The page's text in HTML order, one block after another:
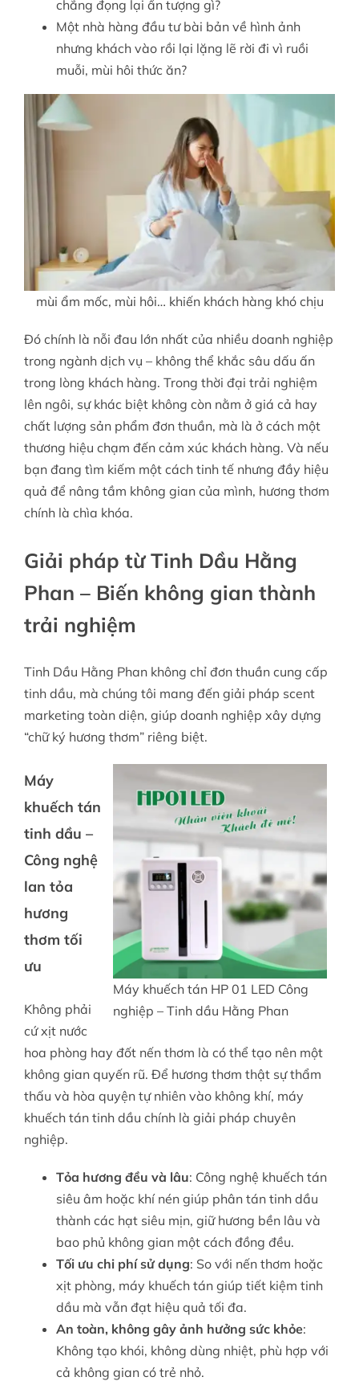
chẳng đọng lại ấn tượng gì?
Một nhà hàng đầu tư bài bản về hình ảnh
nhưng khách vào rồi lại lặng lẽ rời đi vì ruồi
muỗi, mùi hôi thức ăn?
mùi ẩm mốc, mùi hôi… khiến khách hàng khó chịu
Đó chính là nỗi đau lớn nhất của nhiều doanh nghiệp
trong ngành dịch vụ – không thể khắc sâu dấu ấn
trong lòng khách hàng. Trong thời đại trải nghiệm
lên ngôi, sự khác biệt không còn nằm ở giá cả hay
chất lượng sản phẩm đơn thuần, mà là ở cách một
thương hiệu chạm đến cảm xúc khách hàng. Và nếu
bạn đang tìm kiếm một cách tinh tế nhưng đầy hiệu
quả để nâng tầm không gian của mình, hương thơm
chính là chìa khóa.
Giải pháp từ Tinh Dầu Hằng
Phan – Biến không gian thành
trải nghiệm
Tinh Dầu Hằng Phan không chỉ đơn thuần cung cấp
tinh dầu, mà chúng tôi mang đến giải pháp scent
marketing toàn diện, giúp doanh nghiệp xây dựng
“chữ ký hương thơm” riêng biệt.
Máy khuếch tán HP 01 LED Công
nghiệp – Tinh dầu Hằng Phan
Máy
khuếch tán
tinh dầu –
Công nghệ
lan tỏa
hương
thơm tối
ưu
Không phải
cứ xịt nước
hoa phòng hay đốt nến thơm là có thể tạo nên một
không gian quyến rũ. Để hương thơm thật sự thẩm
thấu và hòa quyện tự nhiên vào không khí, máy
khuếch tán tinh dầu chính là giải pháp chuyên
nghiệp.
Tỏa hương đều và lâu: Công nghệ khuếch tán
siêu âm hoặc khí nén giúp phân tán tinh dầu
thành các hạt siêu mịn, giữ hương bền lâu và
bao phủ không gian một cách đồng đều.
Tối ưu chi phí sử dụng: So với nến thơm hoặc
xịt phòng, máy khuếch tán giúp tiết kiệm tinh
dầu mà vẫn đạt hiệu quả tối đa.
An toàn, không gây ảnh hưởng sức khỏe:
Không tạo khói, không dùng nhiệt, phù hợp với
cả không gian có trẻ nhỏ.